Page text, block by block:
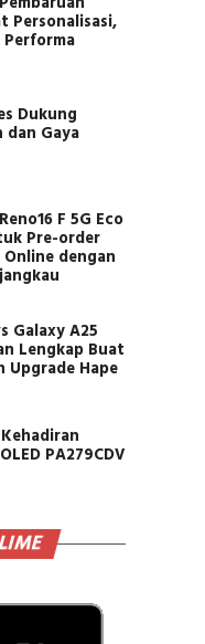
Personalisasi,
Dukung
dan Gaya
F 5G Eco
Pre-order
dengan
Galaxy A25
Lengkap Buat
Upgrade Hape
PA279CDV